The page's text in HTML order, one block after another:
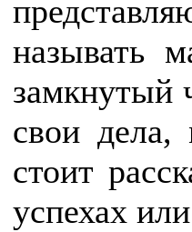
называть
замкнутый
свои
стоит
успехах